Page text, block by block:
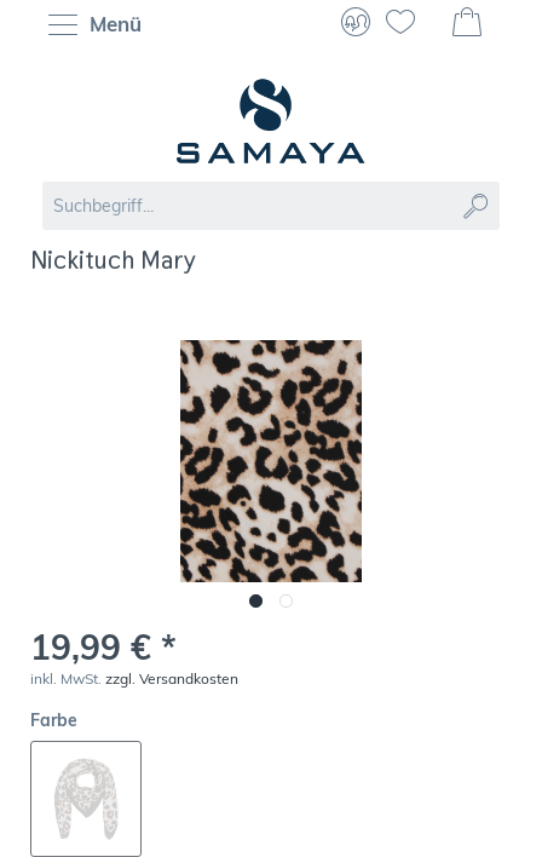
Menü
Nickituch Mary
19,99 € *
inkl. MwSt. zzgl. Versandkosten
Farbe